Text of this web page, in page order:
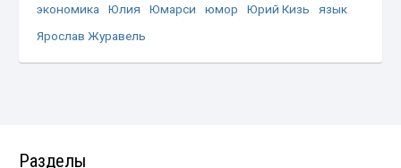
экономика
Юлия Юмарси юмор Юрий Кизь
язык
Ярослав Журавель
Разделы